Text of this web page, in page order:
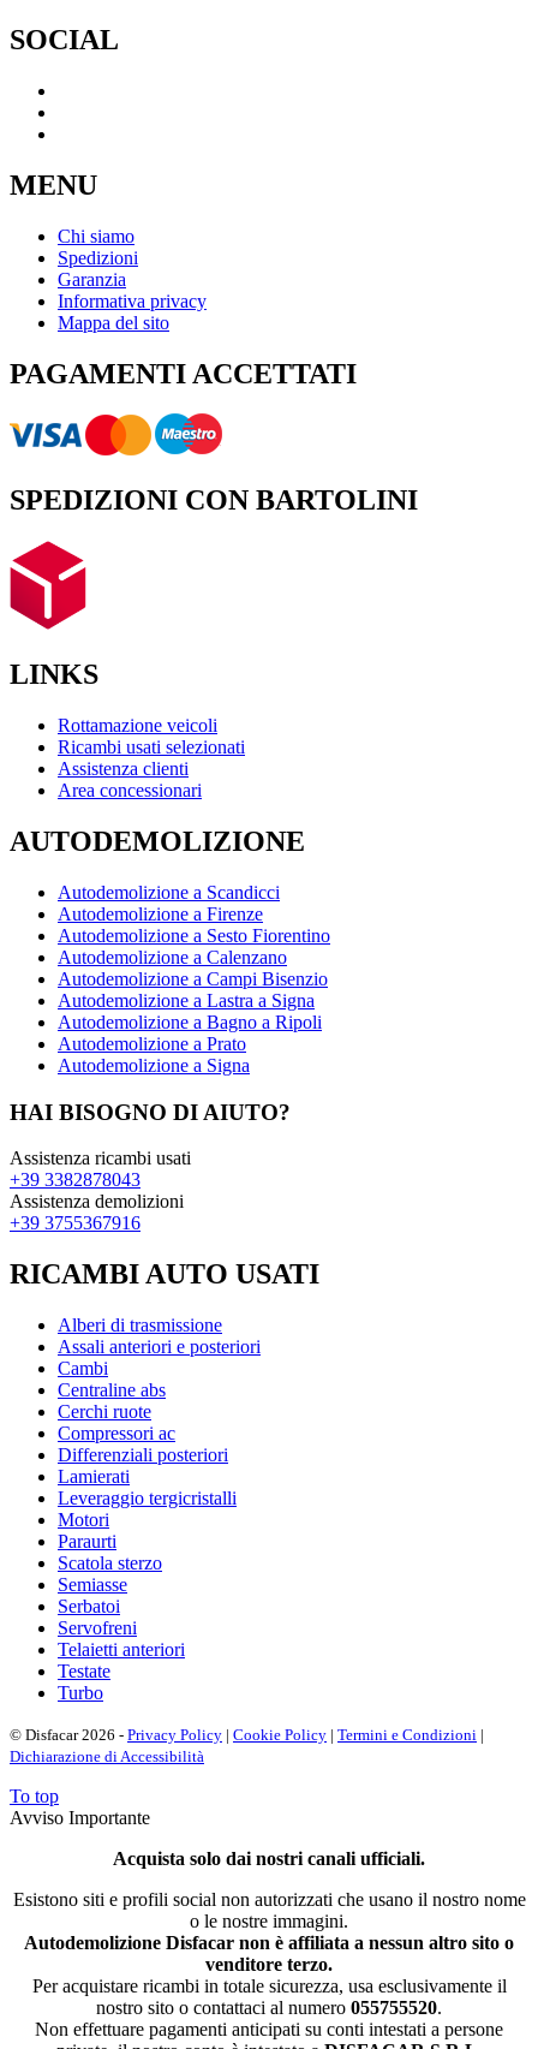
SOCIAL
MENU
Chi siamo
Spedizioni
Garanzia
Informativa privacy
Mappa del sito
PAGAMENTI ACCETTATI
SPEDIZIONI CON BARTOLINI
LINKS
Rottamazione veicoli
Ricambi usati selezionati
Assistenza clienti
Area concessionari
AUTODEMOLIZIONE
Autodemolizione a Scandicci
Autodemolizione a Firenze
Autodemolizione a Sesto Fiorentino
Autodemolizione a Calenzano
Autodemolizione a Campi Bisenzio
Autodemolizione a Lastra a Signa
Autodemolizione a Bagno a Ripoli
Autodemolizione a Prato
Autodemolizione a Signa
HAI BISOGNO DI AIUTO?
Assistenza ricambi usati
+39 3382878043
Assistenza demolizioni
+39 3755367916
RICAMBI AUTO USATI
Alberi di trasmissione
Assali anteriori e posteriori
Cambi
Centraline abs
Cerchi ruote
Compressori ac
Differenziali posteriori
Lamierati
Leveraggio tergicristalli
Motori
Paraurti
Scatola sterzo
Semiasse
Serbatoi
Servofreni
Telaietti anteriori
Testate
Turbo
© Disfacar 2026 - Privacy Policy | Cookie Policy | Termini e Condizioni |
Dichiarazione di Accessibilità
To top
Avviso Importante
Acquista solo dai nostri canali ufficiali.
Esistono siti e profili social non autorizzati che usano il nostro nome
o le nostre immagini.
Autodemolizione Disfacar non è affiliata a nessun altro sito o
venditore terzo.
Per acquistare ricambi in totale sicurezza, usa esclusivamente il
nostro sito o contattaci al numero 055755520.
Non effettuare pagamenti anticipati su conti intestati a persone